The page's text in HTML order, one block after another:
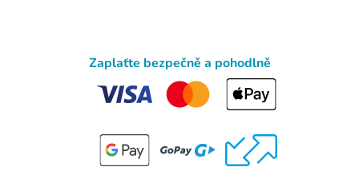
Zaplaťte bezpečně a pohodlně